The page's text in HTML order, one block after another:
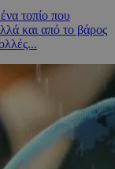
τοπίο που
και από το βάρος